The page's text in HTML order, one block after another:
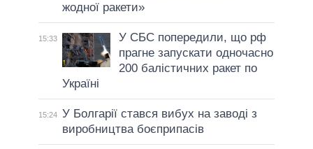
жодної ракети»
15:33
У СБС попередили, що рф
прагне запускати одночасно
200 балістичних ракет по
Україні
15:24 У Болгарії стався вибух на заводі з
виробництва боєприпасів